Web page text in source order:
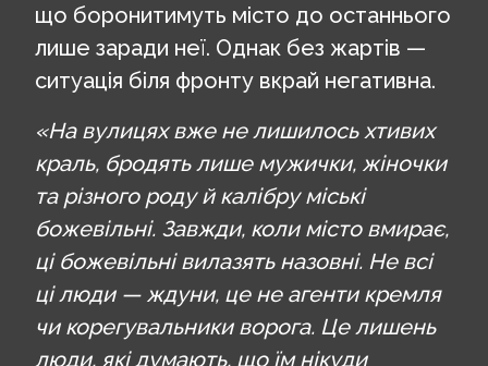
що боронитимуть місто до останнього
лише заради неї. Однак без жартів —
ситуація біля фронту вкрай негативна.
«На вулицях вже не лишилось хтивих
краль, бродять лише мужички, жіночки
та різного роду й калібру міські
божевільні. Завжди, коли місто вмирає,
ці божевільні вилазять назовні. Не всі
ці люди — ждуни, це не агенти кремля
чи корегувальники ворога. Це лишень
люди, які думають, що їм нікуди